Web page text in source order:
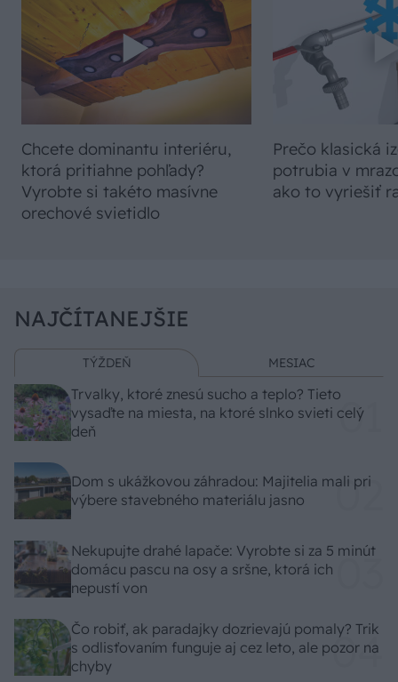
Chcete dominantu interiéru,
ktorá pritiahne pohľady?
Vyrobte si takéto masívne
orechové svietidlo
Prečo klasická
potrubia v
ako to vyriešiť
NAJČÍTANEJŠIE
TÝŽDEŇ MESIAC
Trvalky, ktoré znesú sucho a teplo? Tieto
vysaďte na miesta, na ktoré slnko svieti celý
deň
Dom s ukážkovou záhradou: Majitelia mali pri
výbere stavebného materiálu jasno
Nekupujte drahé lapače: Vyrobte si za 5 minút
domácu pascu na osy a sršne, ktorá ich
nepustí von
Čo robiť, ak paradajky dozrievajú pomaly? Trik
s odlisťovaním funguje aj cez leto, ale pozor na
chyby